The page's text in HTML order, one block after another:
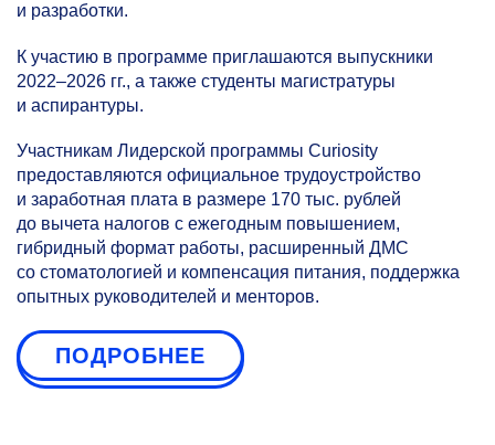
и разработки.
К участию в программе приглашаются выпускники
2022–2026 гг., а также студенты магистратуры
и аспирантуры.
Участникам Лидерской программы Curiosity
предоставляются официальное трудоустройство
и заработная плата в размере 170 тыс. рублей
до вычета налогов с ежегодным повышением,
гибридный формат работы, расширенный ДМС
со стоматологией и компенсация питания, поддержка
опытных руководителей и менторов.
ПОДРОБНЕЕ